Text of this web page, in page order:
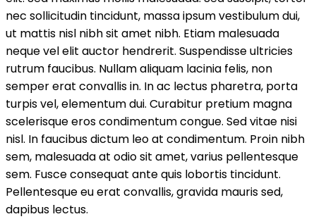
nec sollicitudin tincidunt, massa ipsum vestibulum dui,
ut mattis nisl nibh sit amet nibh. Etiam malesuada
neque vel elit auctor hendrerit. Suspendisse ultricies
rutrum faucibus. Nullam aliquam lacinia felis, non
semper erat convallis in. In ac lectus pharetra, porta
turpis vel, elementum dui. Curabitur pretium magna
scelerisque eros condimentum congue. Sed vitae nisi
nisl. In faucibus dictum leo at condimentum. Proin nibh
sem, malesuada at odio sit amet, varius pellentesque
sem. Fusce consequat ante quis lobortis tincidunt.
Pellentesque eu erat convallis, gravida mauris sed,
dapibus lectus.